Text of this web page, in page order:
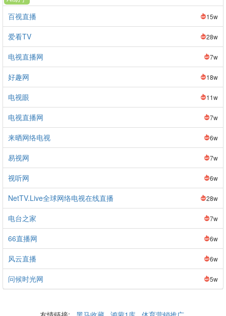
百视直播
15w
爱看TV 28w
电视直播网 7w
好趣网 18w
电视眼 11w
电视直播网 7w
来晒网络电视 6w
易视网 7w
视听网 6w
NetTV.Live全球网络电视在线直播 28w
电台之家 7w
66直播网 6w
风云直播 6w
问候时光网 5w